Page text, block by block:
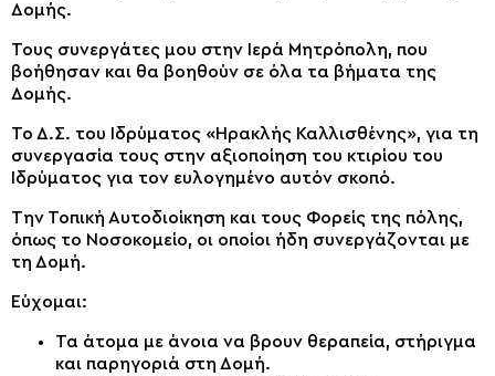
Δομής.
Τους συνεργάτες μου στην Ιερά Μητρόπολη, που
βοήθησαν και θα βοηθούν σε όλα τα βήματα της
Δομής.
Το Δ.Σ. του Ιδρύματος «Ηρακλής Καλλισθένης», για τη
συνεργασία τους στην αξιοποίηση του κτιρίου του
Ιδρύματος για τον ευλογημένο αυτόν σκοπό.
Την Τοπική Αυτοδιοίκηση και τους Φορείς της πόλης,
όπως το Νοσοκομείο, οι οποίοι ήδη συνεργάζονται με
τη Δομή.
Εύχομαι:
Τα άτομα με άνοια να βρουν θεραπεία, στήριγμα
και παρηγοριά στη Δομή.